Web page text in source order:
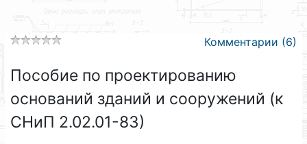
Комментарии (6)
Пособие по проектированию
оснований зданий и сооружений (к
СНиП 2.02.01-83)